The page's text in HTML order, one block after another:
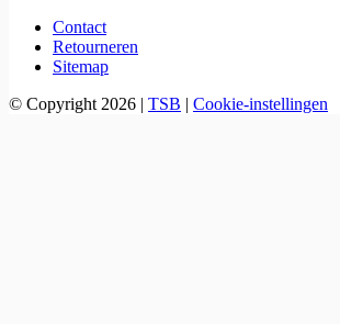
Contact
Retourneren
Sitemap
© Copyright 2026 | TSB | Cookie-instellingen